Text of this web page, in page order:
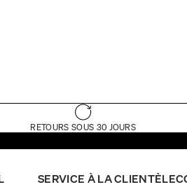
RETOURS SOUS 30 JOURS
SERVICE À LA CLIENTÈLE